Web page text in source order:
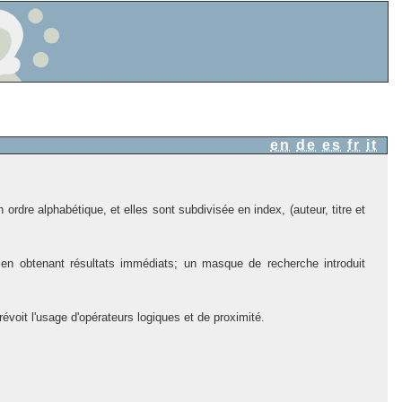
en de es fr it
alphabétique, et elles sont subdivisée en index, (auteur, titre et
obtenant résultats immédiats; un masque de recherche introduit
l'usage d'opérateurs logiques et de proximité.